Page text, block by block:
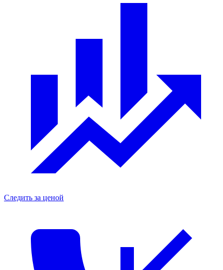
Следить за ценой